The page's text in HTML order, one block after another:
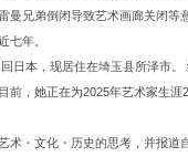
曼兄弟倒闭导致艺术画廊关闭等
七年。
日本，现居住在埼玉县所泽市。
前，她正在为2025年艺术家生涯
术・文化・历史的思考，并报道